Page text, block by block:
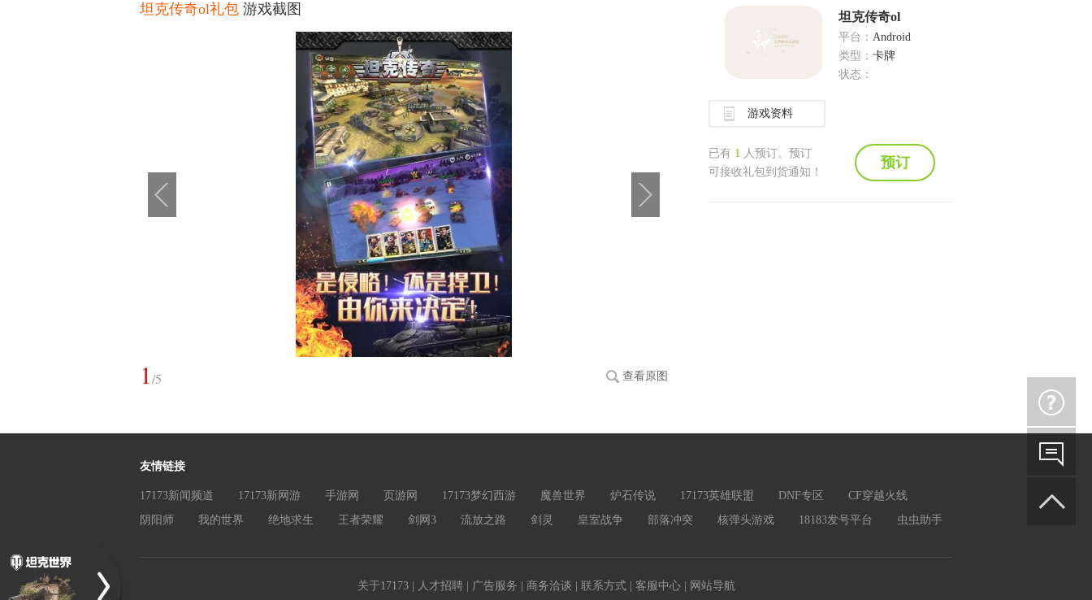
坦克传奇ol礼包 游戏截图
1/5 查看原图
坦克传奇ol
平台： Android
类型： 卡牌
状态：
游戏资料
已有 1 人预订。预订
可接收礼包到货通知！
预订
友情链接
17173新闻频道 17173新网游 手游网 页游网 17173梦幻西游 魔兽世界 炉石传说 17173英雄联盟 DNF专区
CF穿越火线
阴阳师
我的世界 绝地求生 王者荣耀 剑网3 流放之路 剑灵 皇室战争 部落冲突 核弹头游戏 18183发号平台 虫虫助手
关于17173| 人才招聘| 广告服务 | 商务洽谈 | 联系方式| 客服中心| 网站导航